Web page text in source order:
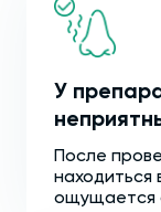
У
После
находиться
ощущается